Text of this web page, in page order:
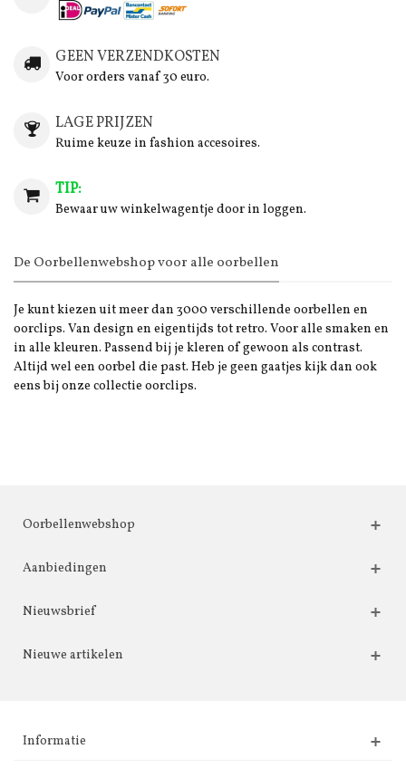
GEEN VERZENDKOSTEN
Voor orders vanaf 30 euro.
LAGE PRIJZEN
Ruime keuze in fashion accesoires.
TIP:
Bewaar uw winkelwagentje door in loggen.
De Oorbellenwebshop voor alle oorbellen
Je kunt kiezen uit meer dan 3000 verschillende oorbellen en
oorclips. Van design en eigentijds tot retro. Voor alle smaken en
in alle kleuren. Passend bij je kleren of gewoon als contrast.
Altijd wel een oorbel die past. Heb je geen gaatjes kijk dan ook
eens bij onze collectie oorclips.
Oorbellenwebshop
Aanbiedingen
Nieuwsbrief
Nieuwe artikelen
Informatie